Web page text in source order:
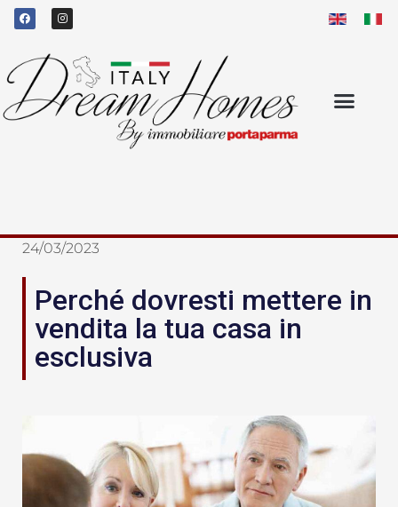
24/03/2023
Perché dovresti mettere in
vendita la tua casa in
esclusiva